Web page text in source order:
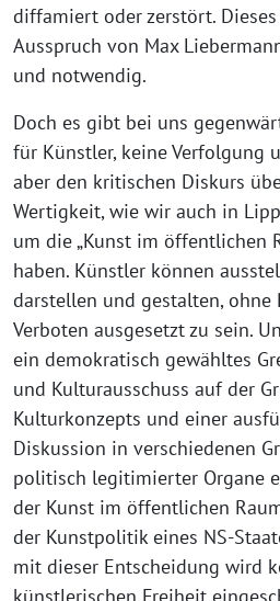
diffamiert oder zerstört.
Ausspruch von Max
und notwendig.
Doch es gibt bei uns
für Künstler, keine Verfolgung
aber den kritischen Diskurs
Wertigkeit, wie wir auch in
um die „Kunst im öffentlichen
haben. Künstler können
darstellen und gestalten, ohne
Verboten ausgesetzt zu sein.
ein demokratisch gewähltes
und Kulturausschuss auf der
Kulturkonzepts und einer
Diskussion in verschiedenen
politisch legitimierter Organe
der Kunst im öffentlichen
der Kunstpolitik eines NS-
mit dieser Entscheidung wird